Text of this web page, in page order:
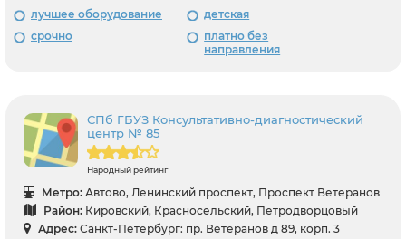
лучшее оборудование
детская
срочно
платно без
направления
СПб ГБУЗ Консультативно-диагностический
центр № 85
Народный рейтинг
Метро: Автово, Ленинский проспект, Проспект Ветеранов
Район: Кировский, Красносельский, Петродворцовый
Адрес: Санкт-Петербург: пр. Ветеранов д 89, корп. 3